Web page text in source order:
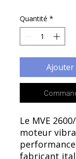
Quantité *
Ajouter
Le MVE
moteur
fabricant